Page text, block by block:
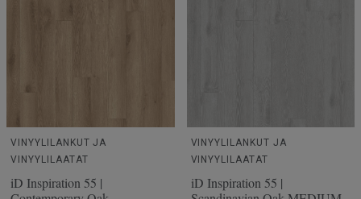
VINYYLILANKUT JA
VINYYLILAATAT
iD Inspiration 55 |
VINYYLILANKUT JA
VINYYLILAATAT
iD Inspiration 55 |